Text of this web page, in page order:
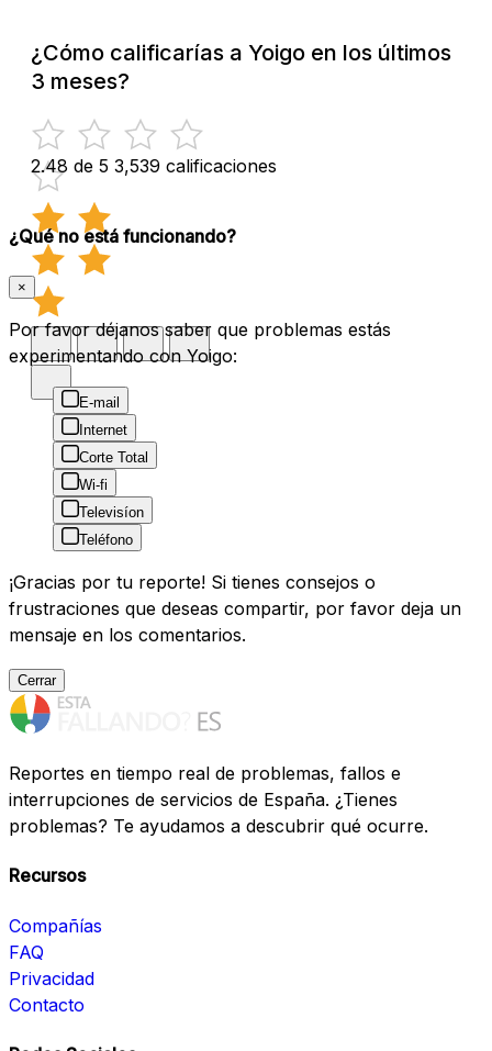
¿Cómo calificarías a Yoigo en los últimos
3 meses?
2.48 de 5 3,539 calificaciones
¿Qué no está funcionando?
×
Por favor déjanos saber que problemas estás
experimentando con Yoigo:
E-mail
Internet
Corte Total
Wi-fi
Televisíon
Teléfono
¡Gracias por tu reporte! Si tienes consejos o
frustraciones que deseas compartir, por favor deja un
mensaje en los comentarios.
Cerrar
Reportes en tiempo real de problemas, fallos e
interrupciones de servicios de España. ¿Tienes
problemas? Te ayudamos a descubrir qué ocurre.
Recursos
Compañías
FAQ
Privacidad
Contacto